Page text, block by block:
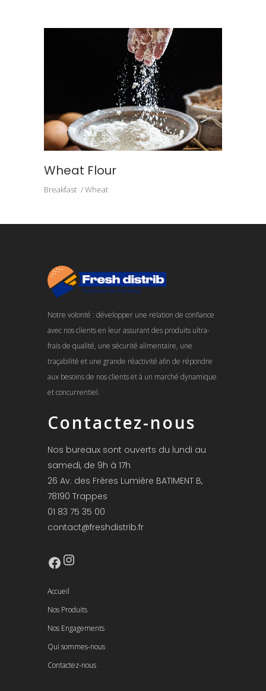
Wheat Flour
Breakfast Wheat
Notre volonté : développer une relation de confiance
avec nos clients en leur assurant des produits ultra-
frais de qualité, une sécurité alimentaire, une
traçabilité et une grande réactivité afin de répondre
aux besoins de nos clients et à un marché dynamique
et concurrentiel.
Contactez-nous
Nos bureaux sont ouverts du lundi au
samedi, de 9h à 17h
26 Av. des Frères Lumière BATIMENT B,
78190 Trappes
01 83 75 35 00
contact@freshdistrib.fr
Facebook Instagram
Accueil
Nos Produits
Nos Engagements
Qui sommes-nous
Contactez-nous